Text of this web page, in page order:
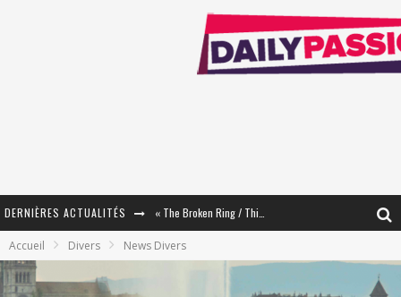
DERNIÈRES ACTUALITÉS
Accueil Divers News Divers